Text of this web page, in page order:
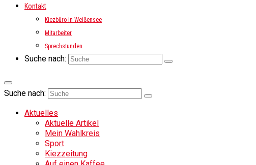
Kontakt
Kiezbüro in Weißensee
Mitarbeiter
Sprechstunden
Suche nach:
Suche nach:
Aktuelles
Aktuelle Artikel
Mein Wahlkreis
Sport
Kiezzeitung